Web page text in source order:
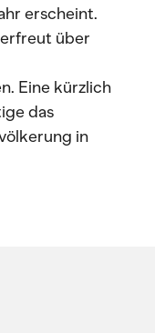
erscheint.
über
Eine kürzlich
das
in